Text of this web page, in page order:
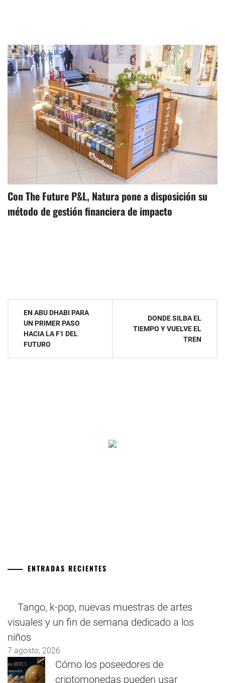
Con The Future P&L, Natura pone a disposición su
método de gestión financiera de impacto
Navegación
EN ABU DHABI PARA
UN PRIMER PASO
HACIA LA F1 DEL
FUTURO
DONDE SILBA EL
TIEMPO Y VUELVE EL
TREN
ENTRADAS RECIENTES
Tango, k-pop, nuevas muestras de artes
visuales y un fin de semana dedicado a los
niños
7 agosto, 2026
Cómo los poseedores de
criptomonedas pueden usar